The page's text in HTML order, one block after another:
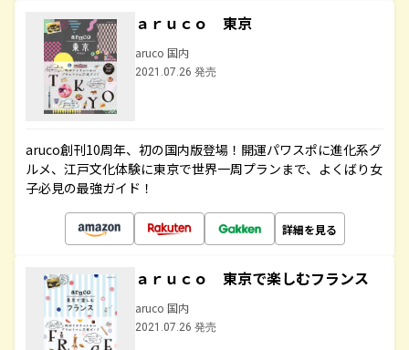
ａｒｕｃｏ 東京
aruco 国内
2021.07.26 発売
aruco創刊10周年、初の国内版登場！開運パワスポに進化系グ
ルメ、江戸文化体験に東京で世界一周プランまで、よくばり女
子必見の最強ガイド！
詳細を見る
ａｒｕｃｏ 東京で楽しむフランス
aruco 国内
2021.07.26 発売